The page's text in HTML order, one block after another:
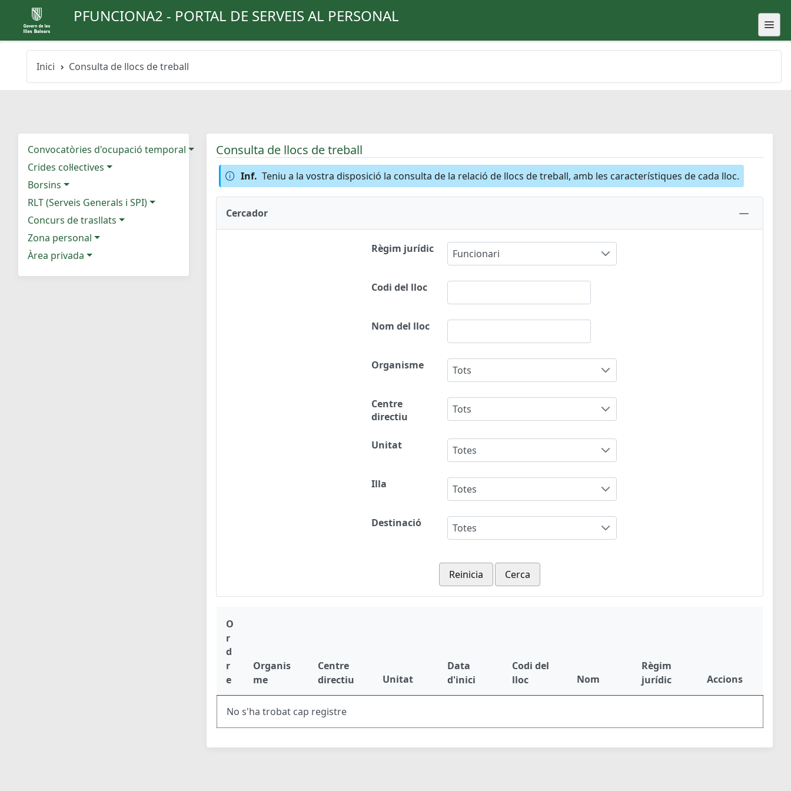
PFUNCIONA2 - PORTAL DE SERVEIS AL PERSONAL
Inici Consulta de llocs de treball
Convocatòries d'ocupació temporal
Crides col·lectives
Borsins
RLT (Serveis Generals i SPI)
Concurs de trasllats
Zona personal
Àrea privada
Consulta de llocs de treball
Inf. Teniu a la vostra disposició la consulta de la relació de llocs de treball, amb les característiques de cada lloc.
Cercador
Règim jurídic Funcionari
Codi del lloc
Nom del lloc
Organisme Tots
Centre
directiu
Tots
Unitat Totes
Illa Totes
Destinació Totes
Reinicia Cerca
O
r
d
r
e
Organis
me
Centre
directiu
Unitat
Data
d'inici
Codi del
lloc
Nom
Règim
jurídic
Accions
No s'ha trobat cap registre